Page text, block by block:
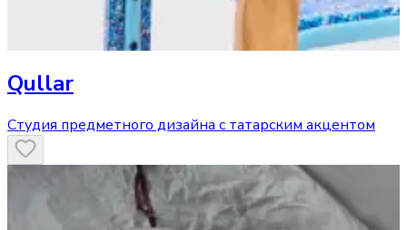
Qullar
Студия предметного дизайна с татарским акцентом